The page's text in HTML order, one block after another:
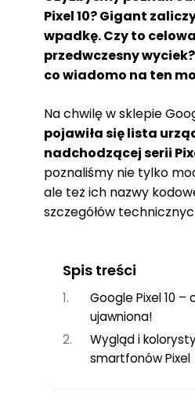
Pixel 10? Gigant
wpadkę. Czy to
przedwczesny
co wiadomo na ten
Na chwilę w sklepie
pojawiła się lista
nadchodzącej serii
poznaliśmy nie tylko
ale też ich nazwy
szczegółów
Spis treści
Google Pixel 10 –
ujawniona!
Wygląd i
smartfonów Pixel